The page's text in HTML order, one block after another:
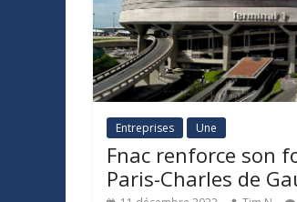
Entreprises Une
Fnac renforce son
Paris-Charles de